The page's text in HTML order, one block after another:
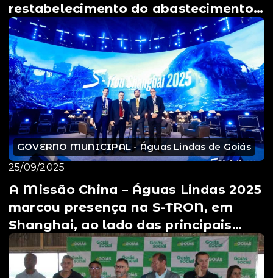
restabelecimento do abastecimento
de água ⚖️
GOVERNO MUNICIPAL - Águas Lindas de Goiás
25/09/2025
A Missão China – Águas Lindas 2025
marcou presença na S-TRON, em
Shanghai, ao lado das principais
lideranças do Munic...